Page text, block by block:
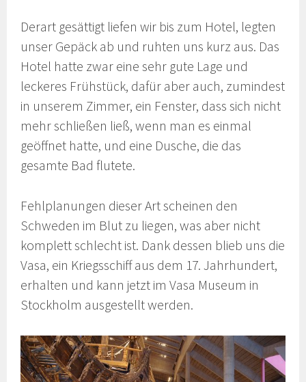
Derart gesättigt liefen wir bis zum Hotel, legten
unser Gepäck ab und ruhten uns kurz aus. Das
Hotel hatte zwar eine sehr gute Lage und
leckeres Frühstück, dafür aber auch, zumindest
in unserem Zimmer, ein Fenster, dass sich nicht
mehr schließen ließ, wenn man es einmal
geöffnet hatte, und eine Dusche, die das
gesamte Bad flutete.
Fehlplanungen dieser Art scheinen den
Schweden im Blut zu liegen, was aber nicht
komplett schlecht ist. Dank dessen blieb uns die
Vasa, ein Kriegsschiff aus dem 17. Jahrhundert,
erhalten und kann jetzt im Vasa Museum in
Stockholm ausgestellt werden.